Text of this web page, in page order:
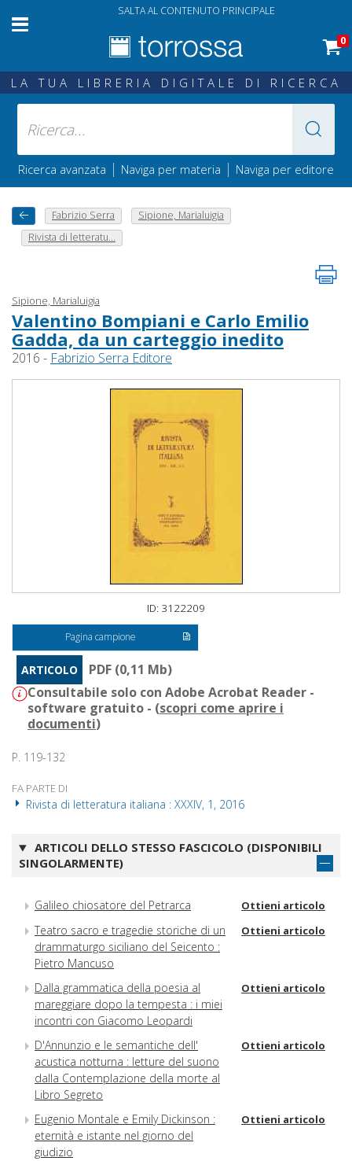
SALTA AL CONTENUTO PRINCIPALE
0
LA TUA LIBRERIA DIGITALE DI RICERCA
Ricerca avanzata | Naviga per materia | Naviga per editore
Fabrizio Serra
Sipione, Marialuigia
Rivista di letteratu...
Sipione, Marialuigia
Valentino Bompiani e Carlo Emilio
Gadda, da un carteggio inedito
2016 - Fabrizio Serra Editore
ID: 3122209
Pagina campione
ARTICOLO
PDF (0,11 Mb)
Consultabile solo con Adobe Acrobat Reader -
software gratuito - (scopri come aprire i
documenti)
P. 119-132
FA PARTE DI
Rivista di letteratura italiana : XXXIV, 1, 2016
ARTICOLI DELLO STESSO FASCICOLO (DISPONIBILI
SINGOLARMENTE)
Galileo chiosatore del Petrarca Ottieni articolo
Teatro sacro e tragedie storiche di un
drammaturgo siciliano del Seicento :
Pietro Mancuso
Ottieni articolo
Dalla grammatica della poesia al
mareggiare dopo la tempesta : i miei
incontri con Giacomo Leopardi
Ottieni articolo
D'Annunzio e le semantiche dell'
acustica notturna : letture del suono
dalla Contemplazione della morte al
Libro Segreto
Ottieni articolo
Eugenio Montale e Emily Dickinson :
eternità e istante nel giorno del
giudizio
Ottieni articolo